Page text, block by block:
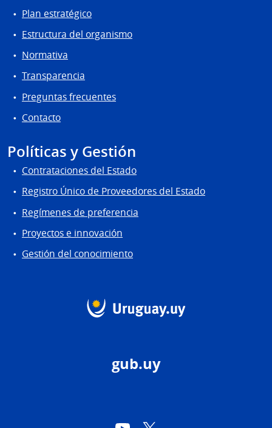
Plan estratégico
Estructura del organismo
Normativa
Transparencia
Preguntas frecuentes
Contacto
Políticas y Gestión
Contrataciones del Estado
Registro Único de Proveedores del Estado
Regímenes de preferencia
Proyectos e innovación
Gestión del conocimiento
gub.uy